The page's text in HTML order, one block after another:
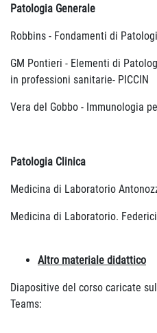
Patologia Generale
Robbins - Fondamenti di
GM Pontieri - Elementi di
in professioni sanitarie- PICCIN
Vera del Gobbo - Immunologia
Patologia Clinica
Medicina di Laboratorio
Medicina di Laboratorio.
Altro materiale didattico
Diapositive del corso caricate
Teams: